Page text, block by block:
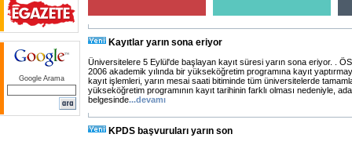
Google Arama
Kayıtlar yarın sona eriyor
Üniversitelere 5 Eylül'de başlayan kayıt süresi yarın sona eriyor. .
2006 akademik yılında bir yükseköğretim programına kayıt
kayıt işlemleri, yarın mesai saati bitiminde tüm üniversitelerde
yükseköğretim programının kayıt tarihinin farklı olması nedeniyle,
belgesinde...devamı
KPDS başvuruları yarın son